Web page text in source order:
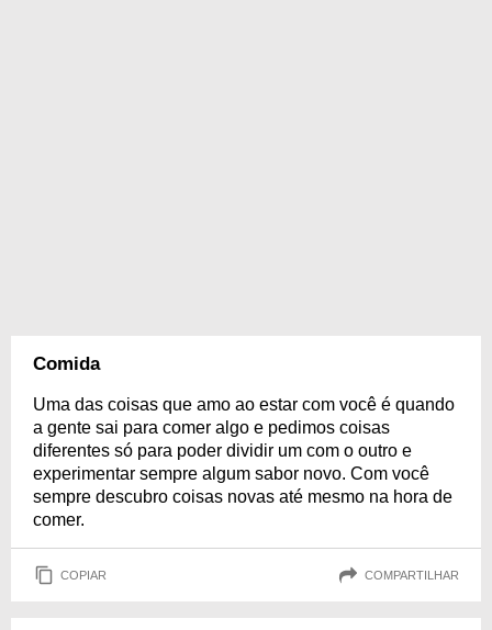
Comida
Uma das coisas que amo ao estar com você é quando
a gente sai para comer algo e pedimos coisas
diferentes só para poder dividir um com o outro e
experimentar sempre algum sabor novo. Com você
sempre descubro coisas novas até mesmo na hora de
comer.
COPIAR COMPARTILHAR